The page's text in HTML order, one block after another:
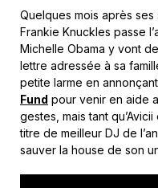
Quelques mois après ses
Frankie Knuckles passe
Michelle Obama y vont
lettre adressée à sa
petite larme en
Fund pour venir en aide
gestes, mais tant
titre de meilleur DJ de
sauver la house de son